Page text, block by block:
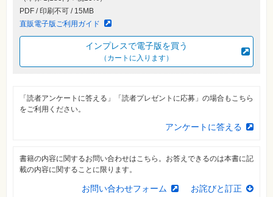
カ
ー
ト
ー
特
PDF / 印刷不可 / 15MB
直販電子版ご利用ガイド
インプレスで電子版を買う
（カートに入ります）
「読者アンケートに答える」「読者プレゼントに応募」の場合もこちら
をご利用ください。
アンケートに答える
書籍の内容に関するお問い合わせはこちら。お答えできるのは本書に記
載の内容に関することに限ります。
お問い合わせフォーム お詫びと訂正